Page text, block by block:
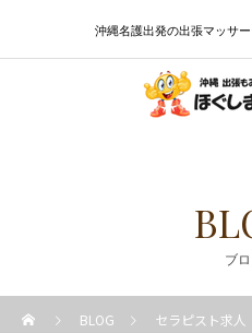
沖縄名護出発の出張マッサ
ブ
BLOG セラピスト求人